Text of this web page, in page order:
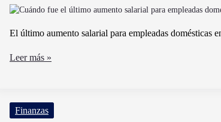
y
Proteger
Línea
El último aumento salarial para empleadas domésticas
Cuándo
último
aumento
Leer más »
Finanzas